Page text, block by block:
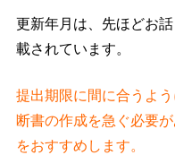
更新年月は、先ほどお
載されています。
提出期限に間に合うよ
断書の作成を急ぐ必要
をおすすめします。